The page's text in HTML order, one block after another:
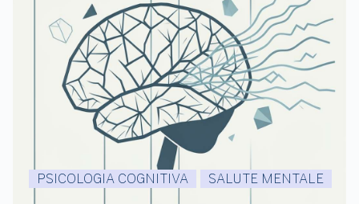
PSICOLOGIA COGNITIVA SALUTE MENTALE